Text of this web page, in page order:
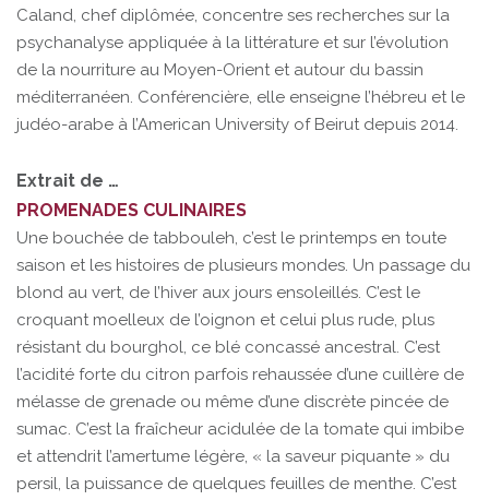
Caland, chef diplômée, concentre ses recherches sur la
psychanalyse appliquée à la littérature et sur l’évolution
de la nourriture au Moyen-Orient et autour du bassin
méditerranéen. Conférencière, elle enseigne l’hébreu et le
judéo-arabe à l’American University of Beirut depuis 2014.
Extrait de …
PROMENADES CULINAIRES
Une bouchée de tabbouleh, c’est le printemps en toute
saison et les histoires de plusieurs mondes. Un passage du
blond au vert, de l’hiver aux jours ensoleillés. C’est le
croquant moelleux de l’oignon et celui plus rude, plus
résistant du bourghol, ce blé concassé ancestral. C’est
l’acidité forte du citron parfois rehaussée d’une cuillère de
mélasse de grenade ou même d’une discrète pincée de
sumac. C’est la fraîcheur acidulée de la tomate qui imbibe
et attendrit l’amertume légère, « la saveur piquante » du
persil, la puissance de quelques feuilles de menthe. C’est